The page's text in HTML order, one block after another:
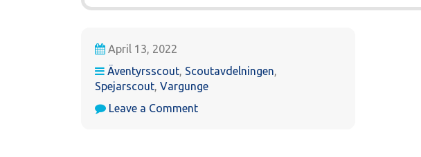
April 13, 2022
Äventyrsscout, Scoutavdelningen,
Spejarscout, Vargunge
Leave a Commenton